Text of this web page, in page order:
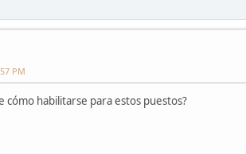
PM
cómo habilitarse para estos puestos?